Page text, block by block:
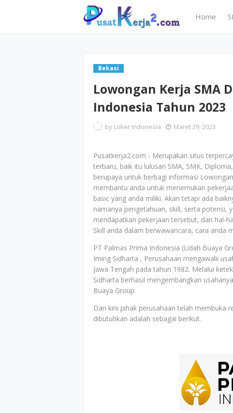
Home
Bekasi
Lowongan Kerja SMA
Indonesia Tahun 2023
by Loker Indonesia Maret 29, 2023
Pusatkerja2.com - Merupakan situs
terbaru, baik itu lulusan SMA, SMK,
berupaya untuk berbagi informasi
membantu anda untuk menemukan
basic yang anda miliki. Akan tetapi ada
namanya pengetahuan, skill, serta potensi,
mendapatkan pekerjaan tersebut, dan hal-
Skill anda dalam berwawancara, cara anda
PT Palmas Prima Indonesia (Lidah Buaya
Iming Sidharta , Perusahaan mengawalii
Jawa Tengah pada tahun 1982. Melalui
Sidharta berhasil mengembangkan
Buaya Group.
Dan kini pihak perusahaan telah membuka
dibutuhkan adalah sebagai berikut.